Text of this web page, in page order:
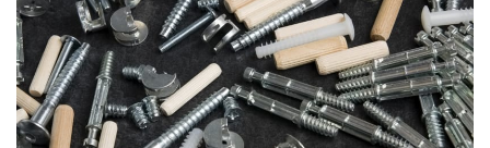
Témata
Pořady
TV Program